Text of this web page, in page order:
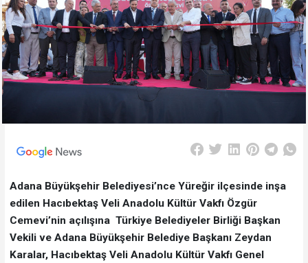
Adana Büyükşehir Belediyesi’nce Yüreğir ilçesinde inşa
edilen Hacıbektaş Veli Anadolu Kültür Vakfı Özgür
Cemevi’nin açılışına Türkiye Belediyeler Birliği Başkan
Vekili ve Adana Büyükşehir Belediye Başkanı Zeydan
Karalar, Hacıbektaş Veli Anadolu Kültür Vakfı Genel